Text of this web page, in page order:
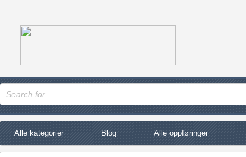
Alle kategorier Blog Alle oppføringer